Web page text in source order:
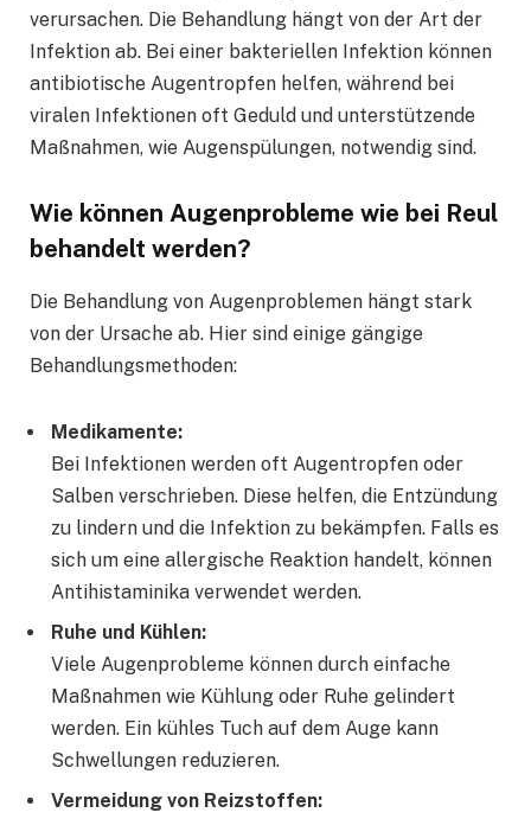
verursachen. Die Behandlung hängt von der Art der
Infektion ab. Bei einer bakteriellen Infektion können
antibiotische Augentropfen helfen, während bei
viralen Infektionen oft Geduld und unterstützende
Maßnahmen, wie Augenspülungen, notwendig sind.
Wie können Augenprobleme wie bei Reul
behandelt werden?
Die Behandlung von Augenproblemen hängt stark
von der Ursache ab. Hier sind einige gängige
Behandlungsmethoden:
Medikamente:
Bei Infektionen werden oft Augentropfen oder
Salben verschrieben. Diese helfen, die Entzündung
zu lindern und die Infektion zu bekämpfen. Falls es
sich um eine allergische Reaktion handelt, können
Antihistaminika verwendet werden.
Ruhe und Kühlen:
Viele Augenprobleme können durch einfache
Maßnahmen wie Kühlung oder Ruhe gelindert
werden. Ein kühles Tuch auf dem Auge kann
Schwellungen reduzieren.
Vermeidung von Reizstoffen: